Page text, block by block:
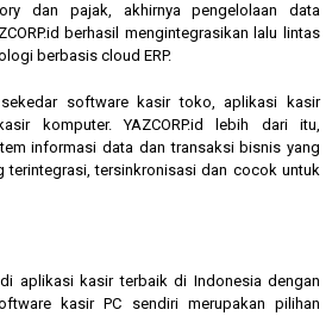
dan pajak, akhirnya pengelolaan data
berhasil mengintegrasikan lalu lintas
berbasis cloud ERP.
sekedar software kasir toko, aplikasi kasir
komputer. YAZCORP.id lebih dari itu,
informasi data dan transaksi bisnis yang
terintegrasi, tersinkronisasi dan cocok untuk
aplikasi kasir terbaik di Indonesia dengan
kasir PC sendiri merupakan pilihan